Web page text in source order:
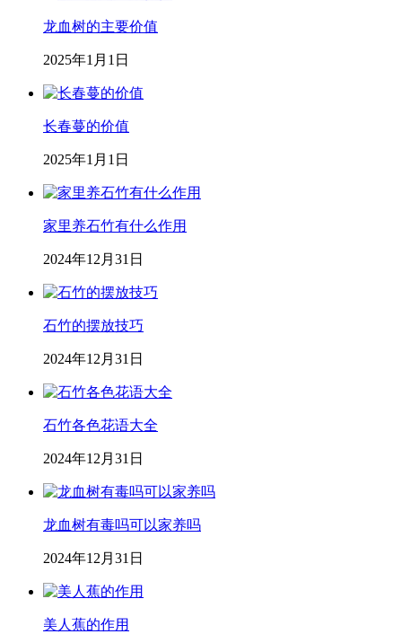
龙血树的主要价值
2025年1月1日
长春蔓的价值
2025年1月1日
家里养石竹有什么作用
2024年12月31日
石竹的摆放技巧
2024年12月31日
石竹各色花语大全
2024年12月31日
龙血树有毒吗可以家养吗
2024年12月31日
美人蕉的作用